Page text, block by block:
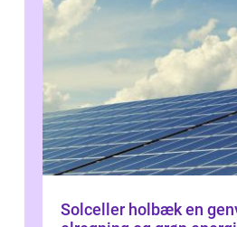
Solceller holbæk en genvej til lavere